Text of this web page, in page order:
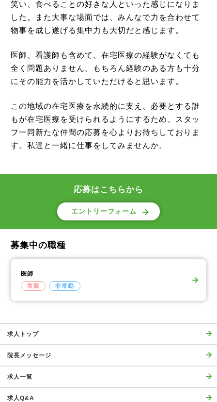
笑い、食べることの好きな人といった感じになりま
した。また大事な場面では、みんなで力を合わせて
物事を成し遂げる集中力も大切だと感じます。
医師、看護師も含めて、在宅医療の経験がなくても
全く問題ありません。もちろん経験のある方も十分
にその能力を活かしていただけると思います。
この地域の在宅医療を永続的に支え、必要とする誰
もが在宅医療を受けられるようにするため、スタッ
フ一同新たな仲間の応募を心よりお待ちしておりま
す。私達と一緒に仕事をしてみませんか。
応募はこちらから
エントリーフォーム
募集中の職種
医師
常勤
非常勤
求人トップ
院長メッセージ
求人一覧
求人Q&A